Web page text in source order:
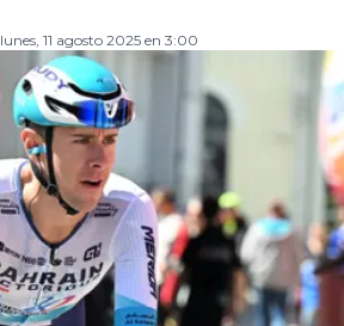
lunes, 11 agosto 2025 en 3:00